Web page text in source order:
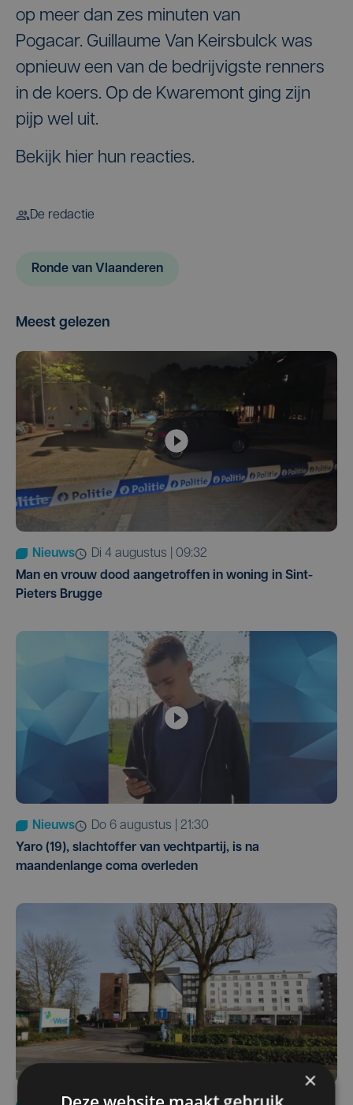
op meer dan zes minuten van
Pogacar. Guillaume Van Keirsbulck was
opnieuw een van de bedrijvigste renners
in de koers. Op de Kwaremont ging zijn
pijp wel uit.
Bekijk hier hun reacties.
De redactie
Ronde van Vlaanderen
Meest gelezen
Nieuws
di 4 augustus | 09:32
Man en vrouw dood aangetroffen in woning in Sint-
Pieters Brugge
Nieuws
do 6 augustus | 21:30
Yaro (19), slachtoffer van vechtpartij, is na
maandenlange coma overleden
×